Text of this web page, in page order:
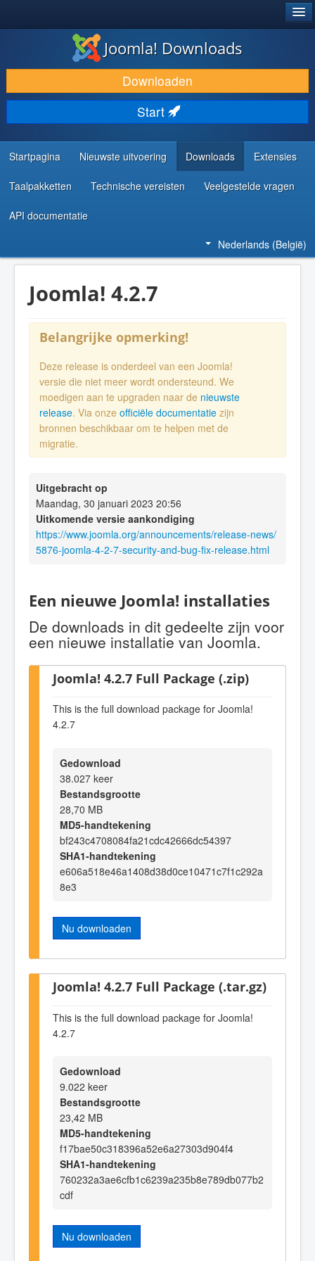
DOWNLOAD & BREID UIT
ONTDEK & LEER
COMMUNITY & ONDERSTEUNING
ONTWIKKELAARSBRONNEN
Joomla! Downloads
Downloaden
Start
Startpagina Nieuwste uitvoering Downloads Extensies
Taalpakketten Technische vereisten Veelgestelde vragen
API documentatie
Nederlands (België)
Joomla! 4.2.7
Belangrijke opmerking!
Deze release is onderdeel van een Joomla!
versie die niet meer wordt ondersteund. We
moedigen aan te upgraden naar de nieuwste
release. Via onze officiële documentatie zijn
bronnen beschikbaar om te helpen met de
migratie.
Uitgebracht op
Maandag, 30 januari 2023 20:56
Uitkomende versie aankondiging
https://www.joomla.org/announcements/release-news/
5876-joomla-4-2-7-security-and-bug-fix-release.html
Een nieuwe Joomla! installaties
De downloads in dit gedeelte zijn voor
een nieuwe installatie van Joomla.
Joomla! 4.2.7 Full Package (.zip)
This is the full download package for Joomla!
4.2.7
Gedownload
38.027 keer
Bestandsgrootte
28,70 MB
MD5-handtekening
bf243c4708084fa21cdc42666dc54397
SHA1-handtekening
e606a518e46a1408d38d0ce10471c7f1c292a
8e3
Nu downloaden
Joomla! 4.2.7 Full Package (.tar.gz)
This is the full download package for Joomla!
4.2.7
Gedownload
9.022 keer
Bestandsgrootte
23,42 MB
MD5-handtekening
f17bae50c318396a52e6a27303d904f4
SHA1-handtekening
760232a3ae6cfb1c6239a235b8e789db077b2
cdf
Nu downloaden